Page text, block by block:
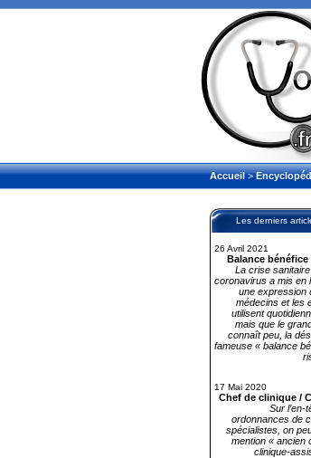
Accueil>
Les derniers
26 Avril 2021
Balance bénéfice
La crise
coronavirus a mis en
une expression
médecins et les
utilisent
mais que le
connaît peu, la
fameuse « balance
17 Mai 2020
Chef de clinique /
Sur l’en-
ordonnances de
spécialistes, on
mention « ancien
clinique-